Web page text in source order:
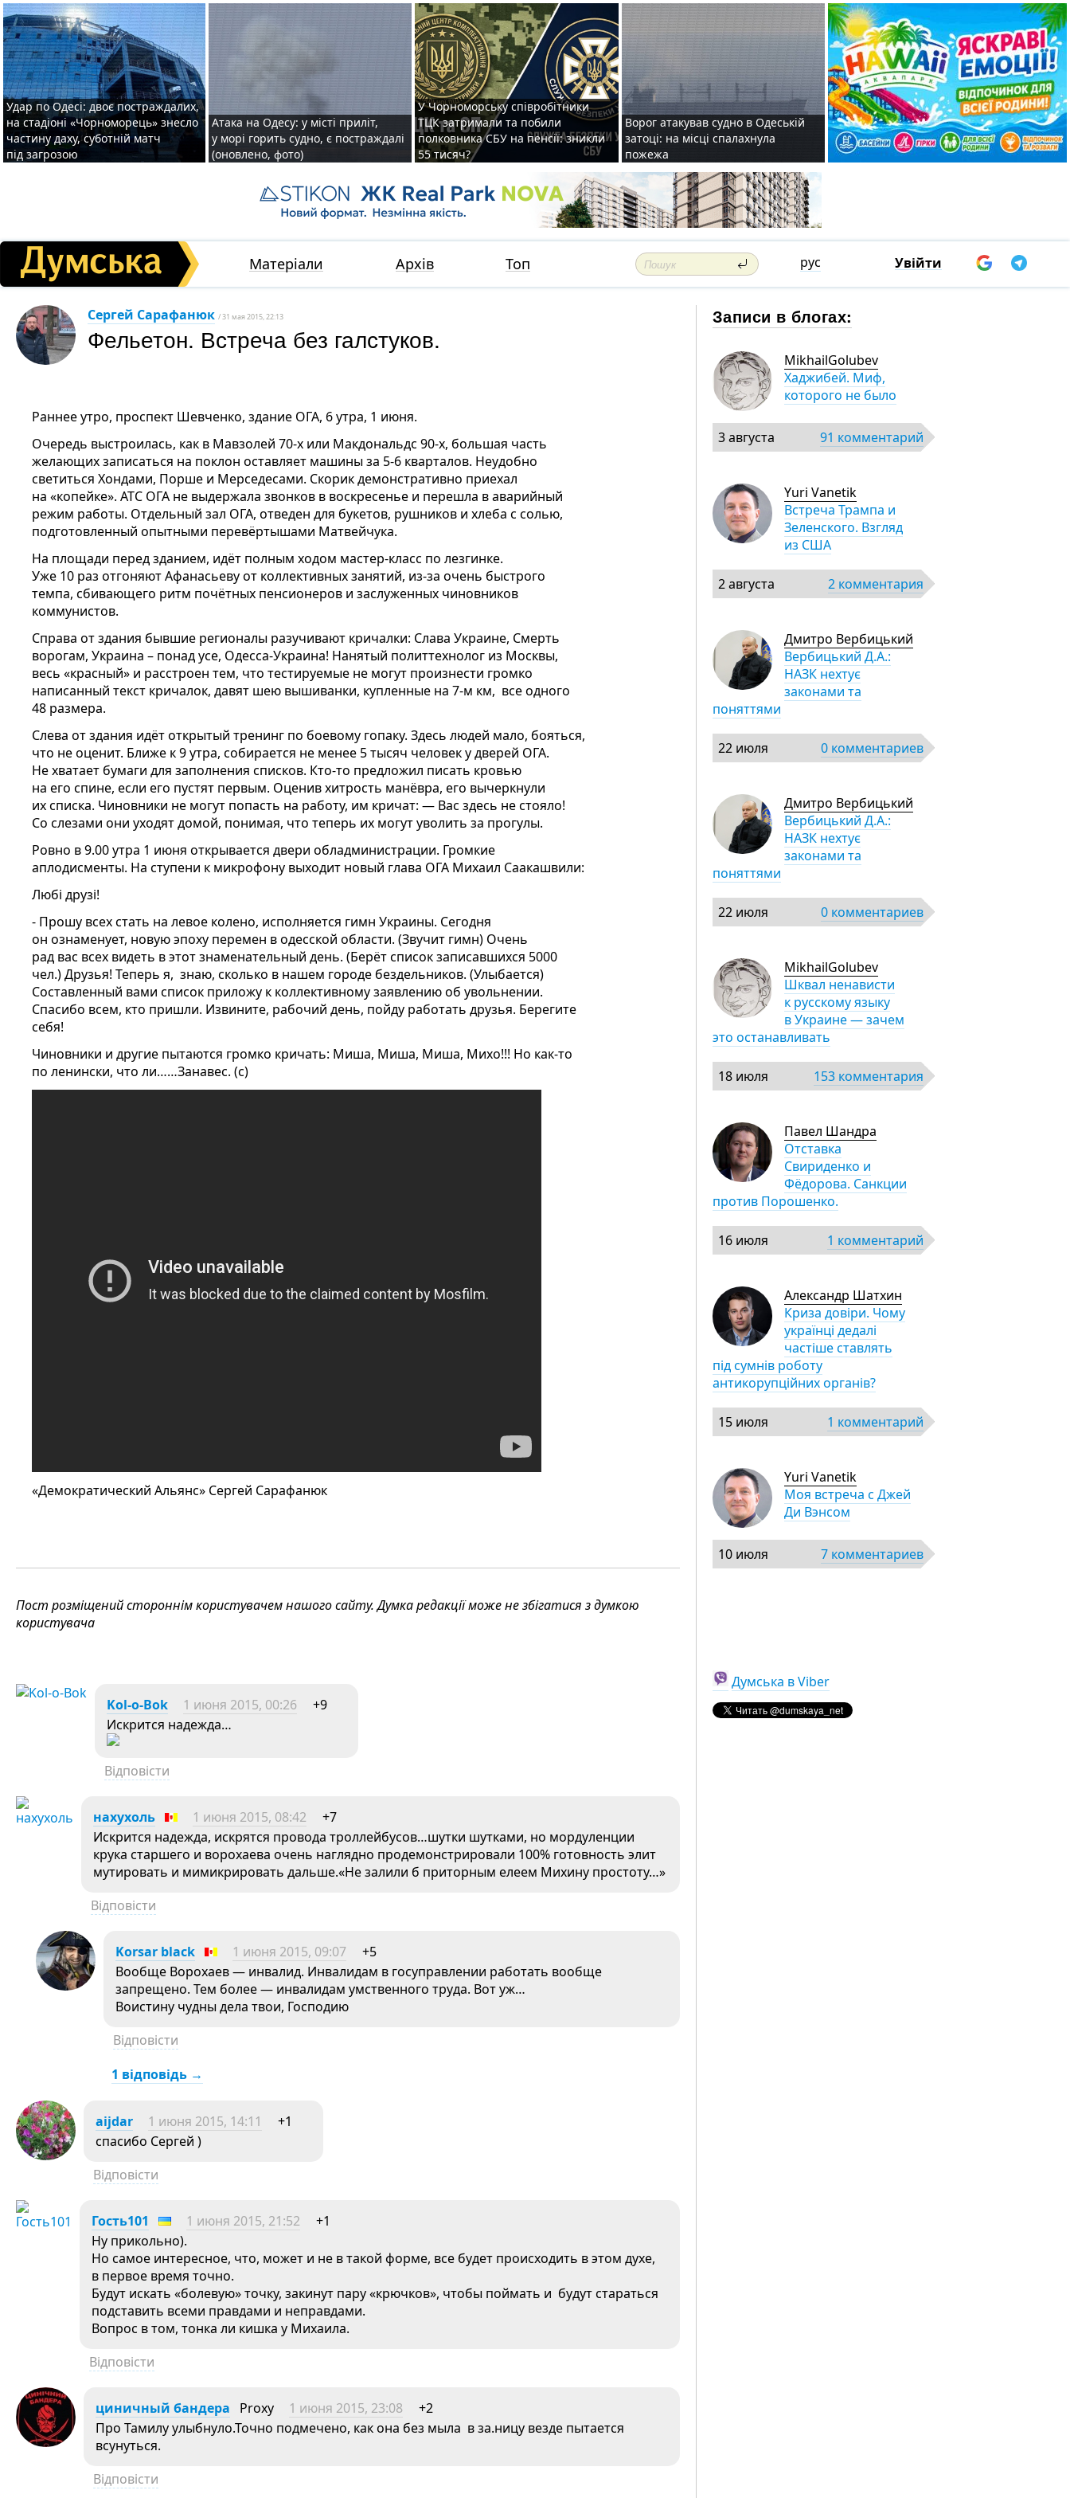
Удар по Одесі: двоє постраждалих,
на стадіоні «Чорноморець» знесло
частину даху, суботній матч
під загрозою
Атака на Одесу: у місті приліт,
у морі горить судно, є постраждалі
(оновлено, фото)
У Чорноморську співробітники
ТЦК затримали та побили
полковника СБУ на пенсії: зникли
55 тисяч?
Ворог атакував судно в Одеській
затоці: на місці спалахнула
пожежа
Матеріали Архів Топ рус Увійти
Сергей Сарафанюк / 31 мая 2015, 22:13
Фельетон. Встреча без галстуков.
Раннее утро, проспект Шевченко, здание ОГА, 6 утра, 1 июня.
Очередь выстроилась, как в Мавзолей 70-х или Макдональдс 90-х, большая часть
желающих записаться на поклон оставляет машины за 5-6 кварталов. Неудобно
светиться Хондами, Порше и Мерседесами. Скорик демонстративно приехал
на «копейке». АТС ОГА не выдержала звонков в воскресенье и перешла в аварийный
режим работы. Отдельный зал ОГА, отведен для букетов, рушников и хлеба с солью,
подготовленный опытными перевёртышами Матвейчука.
На площади перед зданием, идёт полным ходом мастер-класс по лезгинке.
Уже 10 раз отгоняют Афанасьеву от коллективных занятий, из-за очень быстрого
темпа, сбивающего ритм почётных пенсионеров и заслуженных чиновников
коммунистов.
Справа от здания бывшие регионалы разучивают кричалки: Слава Украине, Смерть
ворогам, Украина – понад усе, Одесса-Украина! Нанятый политтехнолог из Москвы,
весь «красный» и расстроен тем, что тестируемые не могут произнести громко
написанный текст кричалок, давят шею вышиванки, купленные на 7-м км, все одного
48 размера.
Слева от здания идёт открытый тренинг по боевому гопаку. Здесь людей мало, бояться,
что не оценит. Ближе к 9 утра, собирается не менее 5 тысяч человек у дверей ОГА.
Не хватает бумаги для заполнения списков. Кто-то предложил писать кровью
на его спине, если его пустят первым. Оценив хитрость манёвра, его вычеркнули
их списка. Чиновники не могут попасть на работу, им кричат: — Вас здесь не стояло!
Со слезами они уходят домой, понимая, что теперь их могут уволить за прогулы.
Ровно в 9.00 утра 1 июня открывается двери обладминистрации. Громкие
аплодисменты. На ступени к микрофону выходит новый глава ОГА Михаил Саакашвили:
Любі друзі!
- Прошу всех стать на левое колено, исполняется гимн Украины. Сегодня
он ознаменует, новую эпоху перемен в одесской области. (Звучит гимн) Очень
рад вас всех видеть в этот знаменательный день. (Берёт список записавшихся 5000
чел.) Друзья! Теперь я, знаю, сколько в нашем городе бездельников. (Улыбается)
Составленный вами список приложу к коллективному заявлению об увольнении.
Спасибо всем, кто пришли. Извините, рабочий день, пойду работать друзья. Берегите
себя!
Чиновники и другие пытаются громко кричать: Миша, Миша, Миша, Михо!!! Но как-то
по ленински, что ли……Занавес. (с)
«Демократический Альянс» Сергей Сарафанюк
Пост розміщений стороннім користувачем нашого сайту. Думка редакції може не збігатися з думкою
користувача
Kol-o-Bok 1 июня 2015, 00:26
+9
Искрится надежда…
Відповісти
нахухоль 1 июня 2015, 08:42
+7
Искрится надежда, искрятся провода троллейбусов…шутки шутками, но мордуленции
крука старшего и ворохаева очень наглядно продемонстрировали 100% готовность элит
мутировать и мимикрировать дальше.«Не залили б приторным елеем Михину простоту…»
Відповісти
Korsar black 1 июня 2015, 09:07
+5
Вообще Ворохаев — инвалид. Инвалидам в госуправлении работать вообще
запрещено. Тем более — инвалидам умственного труда. Вот уж…
Воистину чудны дела твои, Господию
Відповісти
1 відповідь →
aijdar 1 июня 2015, 14:11
+1
спасибо Сергей )
Відповісти
Гость101 1 июня 2015, 21:52
+1
Ну прикольно).
Но самое интересное, что, может и не в такой форме, все будет происходить в этом духе,
в первое время точно.
Будут искать «болевую» точку, закинут пару «крючков», чтобы поймать и будут стараться
подставить всеми правдами и неправдами.
Вопрос в том, тонка ли кишка у Михаила.
Відповісти
циничный бандера Proxy 1 июня 2015, 23:08
+2
Про Тамилу улыбнуло.Точно подмечено, как она без мыла в за.ницу везде пытается
всунуться.
Відповісти
Записи в блогах:
MikhailGolubev
Хаджибей. Миф,
которого не было
3 августа 91 комментарий
Yuri Vanetik
Встреча Трампа и
Зеленского. Взгляд
из США
2 августа 2 комментария
Дмитро Вербицький
Вербицький Д.А.:
НАЗК нехтує
законами та
поняттями
22 июля 0 комментариев
Дмитро Вербицький
Вербицький Д.А.:
НАЗК нехтує
законами та
поняттями
22 июля 0 комментариев
MikhailGolubev
Шквал ненависти
к русскому языку
в Украине — зачем
это останавливать
18 июля 153 комментария
Павел Шандра
Отставка
Свириденко и
Фёдорова. Санкции
против Порошенко.
16 июля 1 комментарий
Александр Шатхин
Криза довіри. Чому
українці дедалі
частіше ставлять
під сумнів роботу
антикорупційних органів?
15 июля 1 комментарий
Yuri Vanetik
Моя встреча с Джей
Ди Вэнсом
10 июля 7 комментариев
Думська в Viber